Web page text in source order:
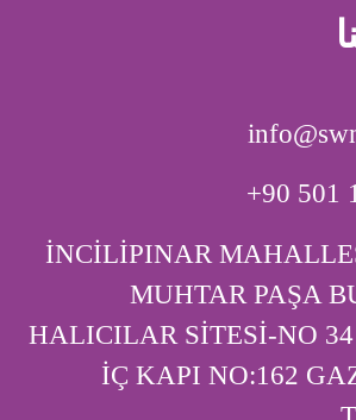
‎+90 501
İNCİLİPINAR
MUHTAR PAŞA
HALICILAR SİTESİ-NO
İÇ KAPI ‎NO:162